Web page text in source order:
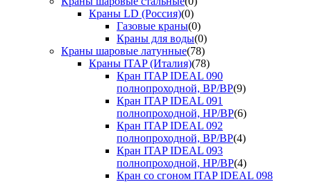
Краны LD (Россия)(0)
Газовые краны(0)
Краны для воды(0)
Краны шаровые латунные(78)
Краны ITAP (Италия)(78)
Кран ITAP IDEAL 090
полнопроходной, ВР/ВР(9)
Кран ITAP IDEAL 091
полнопроходной, НР/ВР(6)
Кран ITAP IDEAL 092
полнопроходной, ВР/ВР(4)
Кран ITAP IDEAL 093
полнопроходной, НР/ВР(4)
Кран со сгоном ITAP IDEAL 098